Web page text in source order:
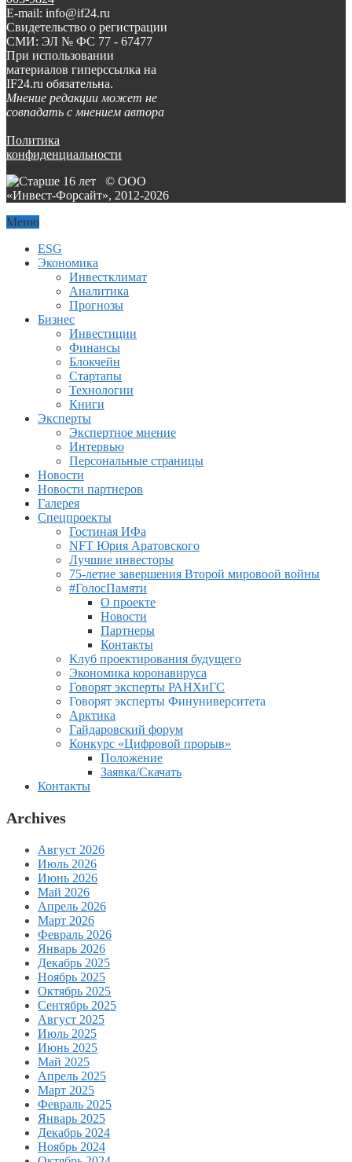
E-mail: info@if24.ru
Свидетельство о регистрации
СМИ: ЭЛ № ФС 77 - 67477
При использовании
материалов гиперссылка на
IF24.ru обязательна.
Мнение редакции может не
совпадать с мнением автора
Политика
конфиденциальности
© ООО
«Инвест-Форсайт», 2012-2026
Меню
ESG
Экономика
Инвестклимат
Аналитика
Прогнозы
Бизнес
Инвестиции
Финансы
Блокчейн
Стартапы
Технологии
Книги
Эксперты
Экспертное мнение
Интервью
Персональные страницы
Новости
Новости партнеров
Галерея
Спецпроекты
Гостиная ИФа
NFT Юрия Аратовского
Лучшие инвесторы
75-летие завершения Второй мировоой войны
#ГолосПамяти
О проекте
Новости
Партнеры
Контакты
Клуб проектирования будущего
Экономика коронавируса
Говорят эксперты РАНХиГС
Говорят эксперты Финуниверситета
Арктика
Гайдаровский форум
Конкурс «Цифровой прорыв»
Положение
Заявка/Скачать
Контакты
Archives
Август 2026
Июль 2026
Июнь 2026
Май 2026
Апрель 2026
Март 2026
Февраль 2026
Январь 2026
Декабрь 2025
Ноябрь 2025
Октябрь 2025
Сентябрь 2025
Август 2025
Июль 2025
Июнь 2025
Май 2025
Апрель 2025
Март 2025
Февраль 2025
Январь 2025
Декабрь 2024
Ноябрь 2024